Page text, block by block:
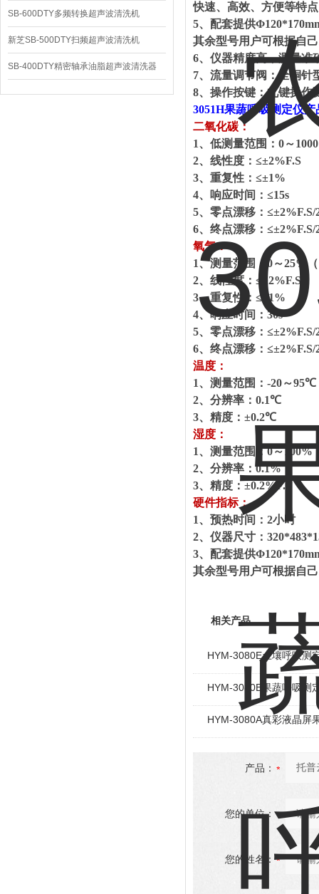
SB-600DTY多频转换超声波清洗机
新芝SB-500DTY扫频超声波清洗机
SB-400DTY精密轴承油脂超声波清洗器
快速、高效、方便等特
5、配套提供
其余型号用户可根据自
6、仪器精度高，测量准
7、流量调节阀：全铜针
8、操作按键：九键操作
3051H果蔬呼吸测定仪产
二氧化碳：
1、低测量范围： 0～1000
2、线性度： ≤±2%F.S
3、重复性： ≤±1%
4、响应时间： ≤15s
5、零点漂移： ≤±2%F.S/
6、终点漂移： ≤±2%F.S/
氧气：
1、测量范围： 0～25%
2、线性度： ≤±2%F.S
3、重复性： ≤±1%
4、响应时间：30s
5、零点漂移： ≤±2%F.S/
6、终点漂移： ≤±2%F.S/
温度：
1、 测量范围： -20～95℃
2、 分辨率： 0.1℃
3、 精度： ±0.2℃
湿度：
1、 测量范围：0～100%
2、 分辨率：0.1%
3、 精度：±0.2%F.S
硬件指标：
1、预热时间： 2小时
2、仪器尺寸：
3、配套提供
其余型号用户可根据自
相关产品
HYM-3080E土壤呼吸测
HYM-3080B果蔬呼吸测
HYM-3080A真彩液晶屏
产品：
您的单位：
您的姓名：